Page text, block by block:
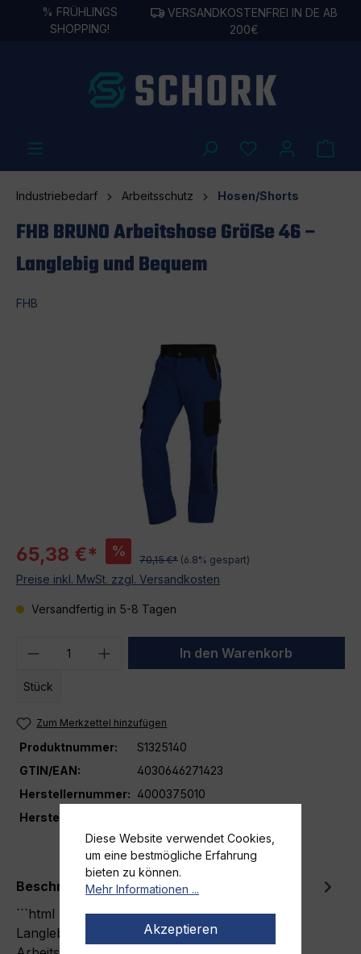
springen
% FRÜHLINGS
SHOPPING!
VERSANDKOSTENFREI IN DE AB
200€
Industriebedarf Arbeitsschutz Hosen/Shorts
FHB BRUNO Arbeitshose Größe 46 –
Langlebig und Bequem
FHB
65,38 €* %
70,15 €* (6.8% gespart)
Preise inkl. MwSt. zzgl. Versandkosten
Versandfertig in 5-8 Tagen
Produkt Anzahl: Gib den
Stück
In den Warenkorb
Zum Merkzettel hinzufügen
Produktnummer:
S1325140
GTIN/EAN:
4030646271423
Herstellernummer: 4000375010
Hersteller
Beschreibung
```html FHB BRUNO Arbeitshose Größe 46 –
Langlebig und Bequem Die FHB BRUNO
Diese Website verwendet Cookies,
um eine bestmögliche Erfahrung
bieten zu können.
Mehr Informationen ...
Akzeptieren